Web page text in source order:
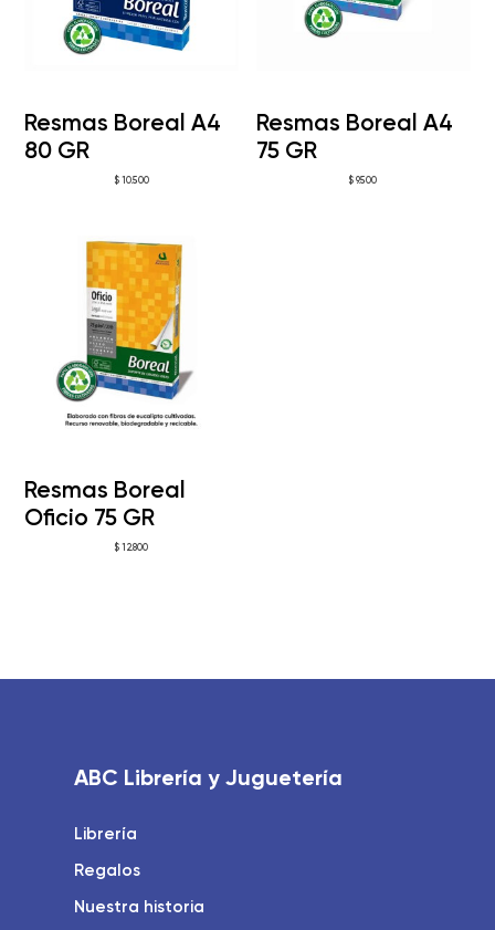
Resmas Boreal A4
80 GR
$10.500
Resmas Boreal A4
75 GR
$ 9.500
Resmas Boreal
Oficio 75 GR
$ 12.800
ABC Librería y Juguetería
Librería
Regalos
Nuestra historia